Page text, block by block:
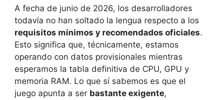
A fecha de junio de 2026, los desarrolladores
todavía no han soltado la lengua respecto a los
requisitos mínimos y recomendados oficiales.
Esto significa que, técnicamente, estamos
operando con datos provisionales mientras
esperamos la tabla definitiva de CPU, GPU y
memoria RAM. Lo que sí sabemos es que el
juego apunta a ser bastante exigente,